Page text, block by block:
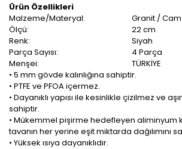
Ürün Özellikleri
Malzeme/Materyal:
Granit / Cam
Ölçü:
22 cm
Renk:
Siyah
Parça Sayısı:
4 Parça
Menşei:
TÜRKİYE
• 5 mm gövde kalınlığına sahiptir.
• PTFE ve PFOA içermez.
• Dayanıklı yapısı ile kesinlikle çizilmez ve
sahiptir.
• Mükemmel pişirme hedefleyen aliminyum
tavanın her yerine eşit miktarda dağılımını
• Yüksek ısıya dayanıklıdır.